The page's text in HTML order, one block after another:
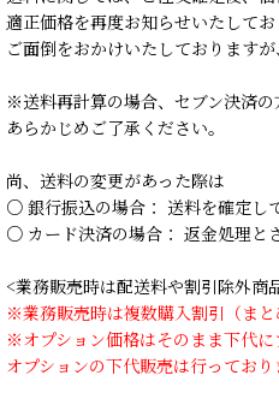
適正価格を再度お知らせいたしてお
ご面倒をおかけいたしておりますが
※送料再計算の場合、セブン決済
あらかじめご了承ください。
尚、送料の変更があった際は
○ 銀行振込の場合： 送料を確定し
○ カード決済の場合： 返金処理と
<業務販売時は配送料や割引除外商
※業務販売時は複数購入割引（まと
※オプション価格はそのまま下代に
オプションの下代販売は行ってお